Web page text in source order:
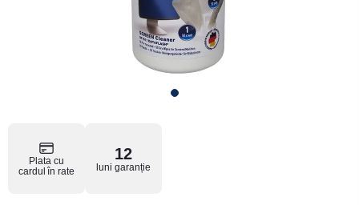
Plata cu
cardul în rate
12
luni garanție